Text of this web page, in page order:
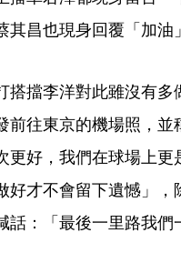
其昌也現身回覆「加油
搭擋李洋對此雖沒有
前往東京的機場照，
更好，我們在球場上
好才不會留下遺憾」
話：「最後一里路我們